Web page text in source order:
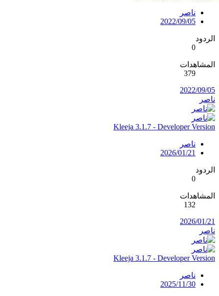
ناصر
2022/09/05
الردود
0
المشاهدات
379
2022/09/05
ناصر
Kleeja 3.1.7 - Developer Version
ناصر
2026/01/21
الردود
0
المشاهدات
132
2026/01/21
ناصر
Kleeja 3.1.7 - Developer Version
ناصر
2025/11/30